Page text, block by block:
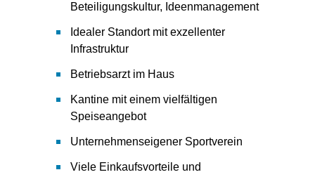
Beteiligungskultur, Ideenmanagement
Idealer Standort mit exzellenter
Infrastruktur
Betriebsarzt im Haus
Kantine mit einem vielfältigen
Speiseangebot
Unternehmenseigener Sportverein
Viele Einkaufsvorteile und